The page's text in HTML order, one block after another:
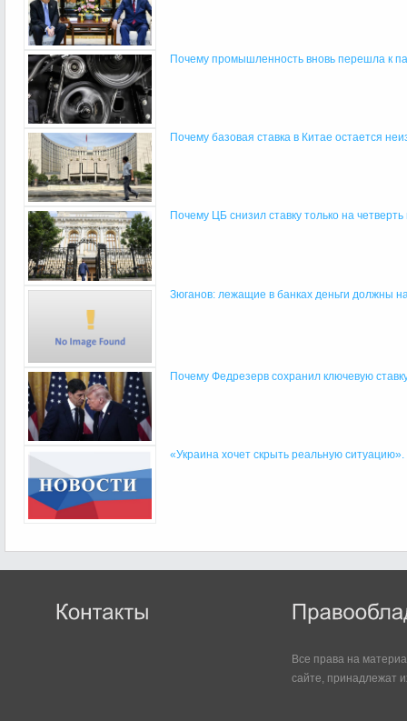
Почему промышленность вновь перешла к
Почему базовая ставка в Китае остается
Почему ЦБ снизил ставку только на четверть
Зюганов: лежащие в банках деньги должны
Почему Федрезерв сохранил ключевую
«Украина хочет скрыть реальную ситуацию».
Все права на
сайте, принадлежат